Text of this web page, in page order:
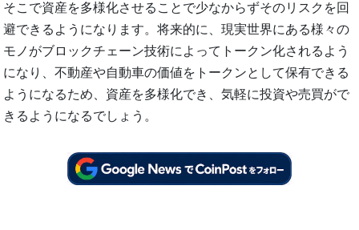
そこで資産を多様化させることで少なからずそのリスクを回
避できるようになります。将来的に、現実世界にある様々の
モノがブロックチェーン技術によってトークン化されるよう
になり、不動産や自動車の価値をトークンとして保有できる
ようになるため、資産を多様化でき、気軽に投資や売買がで
きるようになるでしょう。